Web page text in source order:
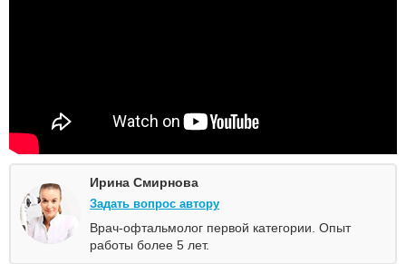
Ирина Смирнова
Задать вопрос автору
Врач-офтальмолог первой категории. Опыт
работы более 5 лет.